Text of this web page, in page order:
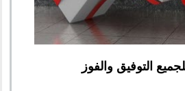
التوفيق والفوز